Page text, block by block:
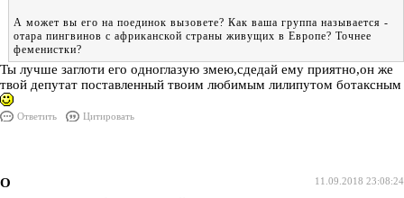
А может вы его на поединок вызовете? Как ваша группа называется -
отара пингвинов с африканской страны живущих в Европе? Точнее
феменистки?
Ты лучше заглоти его одноглазую змею,сдедай ему приятно,он же
твой депутат поставленный твоим любимым лилипутом ботаксным
Ответить Цитировать
11.09.2018 23:08:24
О